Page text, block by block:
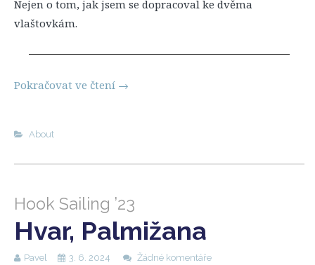
Nejen o tom, jak jsem se dopracoval ke dvěma
vlaštovkám.
Pokračovat ve čtení →
About
Hook Sailing ’23
Hvar, Palmižana
Pavel 3. 6. 2024 Žádné komentáře